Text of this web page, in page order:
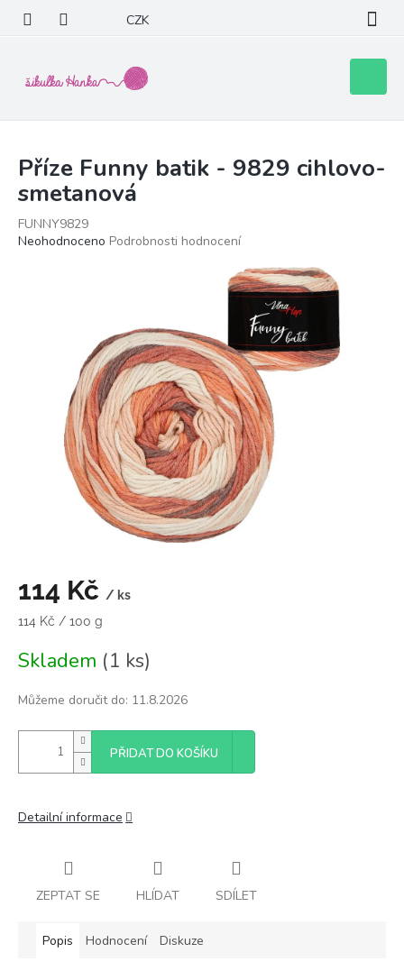
obsah
CZK
košík
Příze Funny batik - 9829 cihlovo-
smetanová
FUNNY9829
Průměrné
Neohodnoceno Podrobnosti hodnocení
114 Kč / ks
Měrná
114 Kč / 100 g
Skladem (1 ks)
Můžeme doručit do: 11.8.2026
PŘIDAT DO KOŠÍKU
Detailní informace
ZEPTAT SE HLÍDAT SDÍLET
Popis Hodnocení Diskuze